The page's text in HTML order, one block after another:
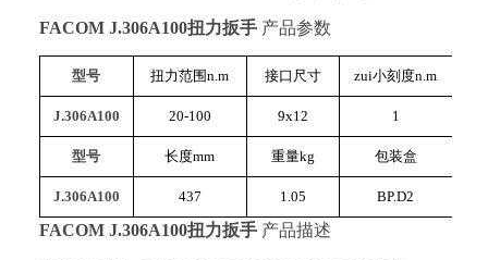
FACOM J.306A100扭力扳手产品参数
型号 扭力范围n.m 接口尺寸 zui小刻度n.m
J.306A100 20-100 9x12 1
型号 长度mm 重量kg 包装盒
J.306A100 437 1.05 BP.D2
FACOM J.306A100扭力扳手产品描述